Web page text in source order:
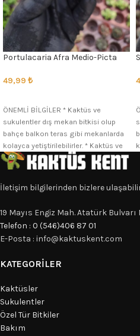
Portulacaria Afra Medio-Picta
49,99 ₺
ÖNEMLİ BİLGİLER * Kaktüs ve
sukulentler dış mekan bitkisi olup
bahçe balkon teras gibi mekanlarda
kolayca yetiştirilebilirler. * Kaktüs ve
İletişim bilgilerinden bizlere
19 Mayıs Engiz Mah. Atatürk Bulvarı
Telefon : 0 (546)406 87 01
E-Posta : info@kaktuskent.com
KATEGORILER
Kaktüsler
Sukulentler
Özel Tür Bitkiler
Bakım